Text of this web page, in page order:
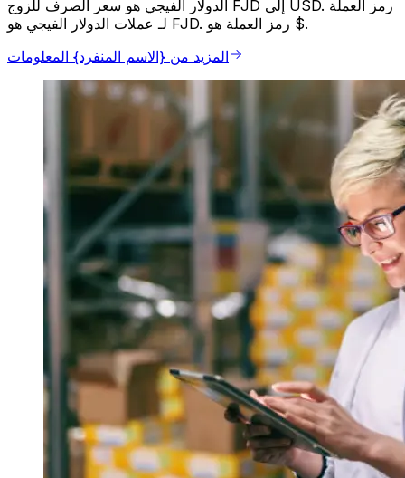
الدولار الفيجي هو سعر الصرف للزوج FJD إلى USD. رمز العملة
لـ عملات الدولار الفيجي هو FJD. رمز العملة هو $.
المزيد من {الاسم المنفرد} المعلومات